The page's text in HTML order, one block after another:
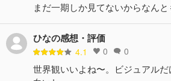
まだ一期しか見てないからなん
ひなの感想・評価
4.1 0 0
世界観いいよね〜。ビジュアル